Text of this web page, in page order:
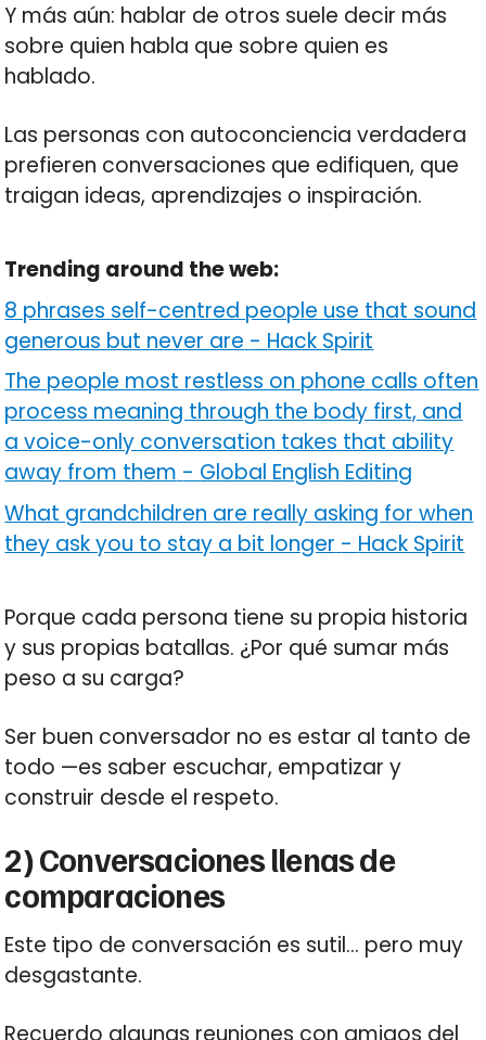
Y más aún: hablar de otros suele decir más
sobre quien habla que sobre quien es
hablado.
Las personas con autoconciencia verdadera
prefieren conversaciones que edifiquen, que
traigan ideas, aprendizajes o inspiración.
Trending around the web:
8 phrases self-centred people use that sound
generous but never are - Hack Spirit
The people most restless on phone calls often
process meaning through the body first, and
a voice-only conversation takes that ability
away from them-Global English Editing
What grandchildren are really asking for when
they ask you to stay a bit longer - Hack Spirit
Porque cada persona tiene su propia historia
y sus propias batallas. ¿Por qué sumar más
peso a su carga?
Ser buen conversador no es estar al tanto de
todo —es saber escuchar, empatizar y
construir desde el respeto.
2) Conversaciones llenas de
comparaciones
Este tipo de conversación es sutil… pero muy
desgastante.
Recuerdo algunas reuniones con amigos del